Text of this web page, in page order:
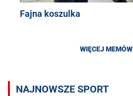
Fajna koszulka
WIĘCEJ MEMÓW
NAJNOWSZE SPORT